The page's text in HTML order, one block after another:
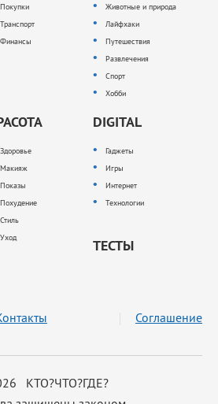
Покупки
Транспорт
Финансы
Животные и природа
Лайфхаки
Путешествия
Развлечения
Спорт
Хобби
Здоровье
Макияж
Показы
Похудение
Стиль
Уход
DIGITAL
Гаджеты
Игры
Интернет
Технологии
ТЕСТЫ
КТО?ЧТО?ГДЕ?
Соглашение